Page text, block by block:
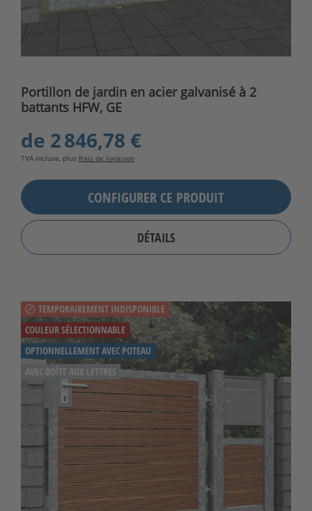
Portillon de jardin en acier galvanisé à 2
battants HFW, GE
de 2 846,78 €
TVA incluse, plus frais de livraison
CONFIGURER CE PRODUIT
DÉTAILS
TEMPORAIREMENT INDISPONIBLE
COULEUR SÉLECTIONNABLE
OPTIONNELLEMENT AVEC POTEAU
AVEC BOÎTE AUX LETTRES